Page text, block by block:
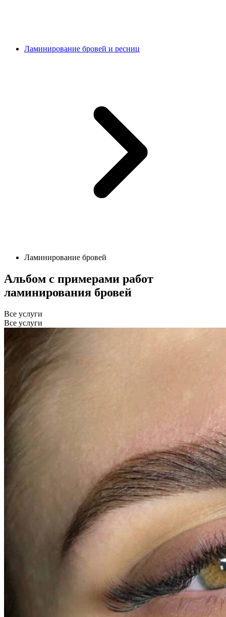
Ламинирование бровей и ресниц
Ламинирование бровей
Альбом с примерами работ
ламинирования бровей
Все услуги
Все услуги